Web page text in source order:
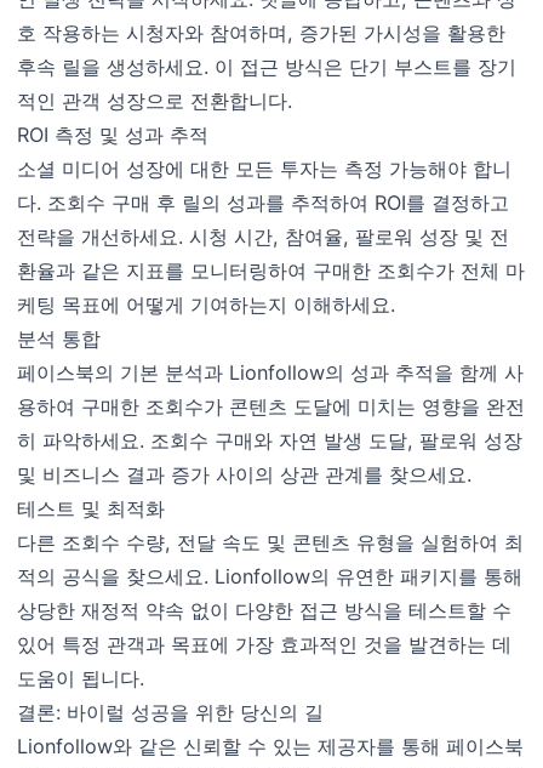
호 작용하는 시청자와 참여하며, 증가된 가시성을 활용한
후속 릴을 생성하세요. 이 접근 방식은 단기 부스트를 장기
적인 관객 성장으로 전환합니다.
ROI 측정 및 성과 추적
소셜 미디어 성장에 대한 모든 투자는 측정 가능해야 합니
다. 조회수 구매 후 릴의 성과를 추적하여 ROI를 결정하고
전략을 개선하세요. 시청 시간, 참여율, 팔로워 성장 및 전
환율과 같은 지표를 모니터링하여 구매한 조회수가 전체 마
케팅 목표에 어떻게 기여하는지 이해하세요.
분석 통합
페이스북의 기본 분석과 Lionfollow의 성과 추적을 함께 사
용하여 구매한 조회수가 콘텐츠 도달에 미치는 영향을 완전
히 파악하세요. 조회수 구매와 자연 발생 도달, 팔로워 성장
및 비즈니스 결과 증가 사이의 상관 관계를 찾으세요.
테스트 및 최적화
다른 조회수 수량, 전달 속도 및 콘텐츠 유형을 실험하여 최
적의 공식을 찾으세요. Lionfollow의 유연한 패키지를 통해
상당한 재정적 약속 없이 다양한 접근 방식을 테스트할 수
있어 특정 관객과 목표에 가장 효과적인 것을 발견하는 데
도움이 됩니다.
결론: 바이럴 성공을 위한 당신의 길
Lionfollow와 같은 신뢰할 수 있는 제공자를 통해 페이스북